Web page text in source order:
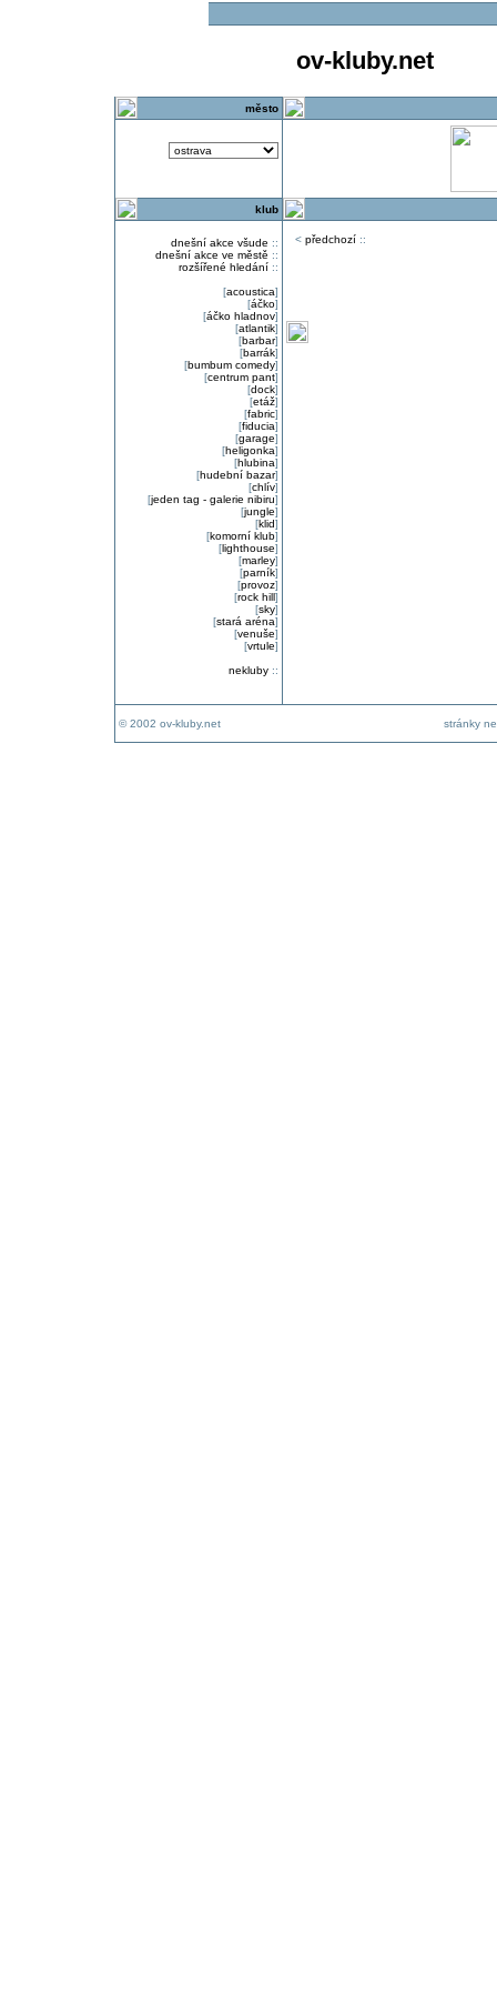
ov-kluby.net
město
klub
dnešní akce všude ::
dnešní akce ve městě ::
rozšířené hledání::
[acoustica]
[áčko]
[áčko hladnov]
[atlantik]
[barbar]
[barrák]
[bumbum comedy]
[centrum pant]
[dock]
[etáž]
[fabric]
[fiducia]
[garage]
[heligonka]
[hlubina]
[hudební bazar]
[chlív]
[jeden tag - galerie nibiru]
[jungle]
[klid]
[komorní klub]
[lighthouse]
[marley]
[parník]
[provoz]
[rock hill]
[sky]
[stará aréna]
[venuše]
[vrtule]
nekluby::
< předchozí::
© 2002 ov-kluby.net stránky